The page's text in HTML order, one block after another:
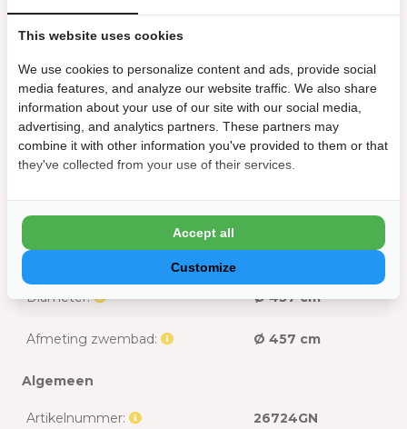
Inclusief afdekzeil:
Inclusief grondzeil: Ja
Inclusief pomp: Ja
Inclusief trap:
Afmeting
Benodigde ruimte:
Diameter: Ø 457 cm
Afmeting zwembad: Ø 457 cm
Algemeen
Artikelnummer: 26724GN
This website uses cookies
We use cookies to personalize content and ads, provide social
media features, and analyze our website traffic. We also share
information about your use of our site with our social media,
advertising, and analytics partners. These partners may
combine it with other information you've provided to them or that
they've collected from your use of their services.
Customize
Accept all